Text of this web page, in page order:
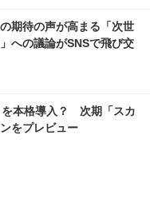
期待の声が高まる「次世
への議論がSNSで飛び交
を本格導入？ 次期「スカ
をプレビュー